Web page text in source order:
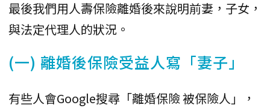
最後我們用人壽保險離婚後來說明前妻，子女，
與法定代理人的狀況。
(一) 離婚後保險受益人寫「妻子」
有些人會Google搜尋「離婚保險 被保險人」，